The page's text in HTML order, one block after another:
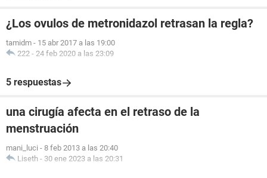
¿Los ovulos de metronidazol retrasan la regla?
tamidm - 15 abr 2017 a las 19:00
222 - 24 feb 2020 a las 23:09
5 respuestas
una cirugía afecta en el retraso de la
menstruación
mani_luci - 8 feb 2013 a las 20:40
Liseth - 30 ene 2023 a las 20:31